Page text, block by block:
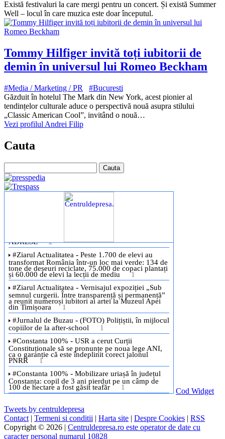
Există festivaluri la care mergi pentru un concert. Și există Summer
Well – locul în care muzica este doar începutul.
Tommy Hilfiger invită toți iubitorii de
demin în universul lui Romeo Beckham
#Media / Marketing / PR
#Bucuresti
Găzduit în hotelul The Mark din New York, acest pionier al
tendințelor culturale aduce o perspectivă nouă asupra stilului
„Classic American Cool”, invitând o nouă…
Vezi profilul Andrei Filip
Cauta
Cod Widget
Tweets by centruldepresa
Contact | Termeni si conditii | Harta site | Despre Cookies | RSS
Copyright © 2026 | Centruldepresa.ro este operator de date cu
caracter personal numarul 10828